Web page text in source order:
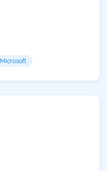
Microsoft